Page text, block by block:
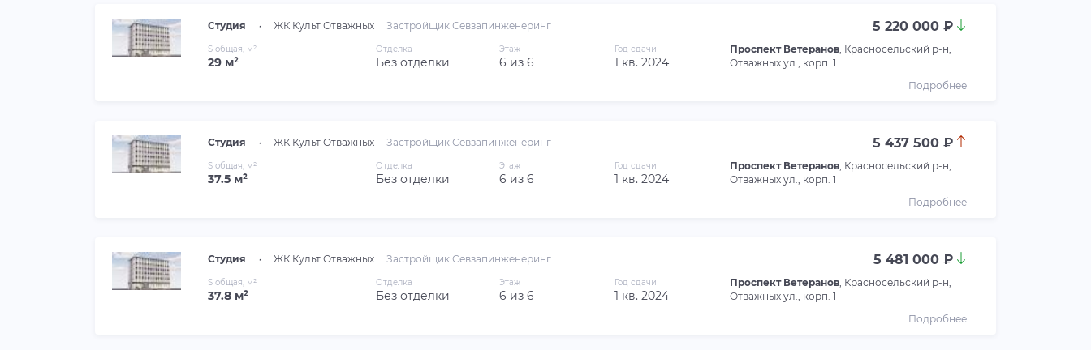
Студия • ЖК Культ Отважных Застройщик Севзапинженеринг 5 220 000 ₽
S общая, м²
29 м²
Отделка
Без отделки
Этаж
6 из 6
Год сдачи
1 кв. 2024
Проспект Ветеранов, Красносельский р-н,
Отважных ул., корп. 1
Подробнее
Студия • ЖК Культ Отважных Застройщик Севзапинженеринг 5 437 500 ₽
S общая, м²
37.5 м²
Отделка
Без отделки
Этаж
6 из 6
Год сдачи
1 кв. 2024
Проспект Ветеранов, Красносельский р-н,
Отважных ул., корп. 1
Подробнее
Студия • ЖК Культ Отважных Застройщик Севзапинженеринг 5 481 000 ₽
S общая, м²
37.8 м²
Отделка
Без отделки
Этаж
6 из 6
Год сдачи
1 кв. 2024
Проспект Ветеранов, Красносельский р-н,
Отважных ул., корп. 1
Подробнее